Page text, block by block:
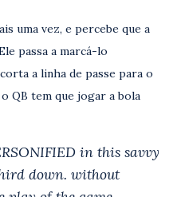
uma vez, e percebe que a
passa a marcá-lo
a linha de passe para o
QB tem que jogar a bola
in this savvy
down. without